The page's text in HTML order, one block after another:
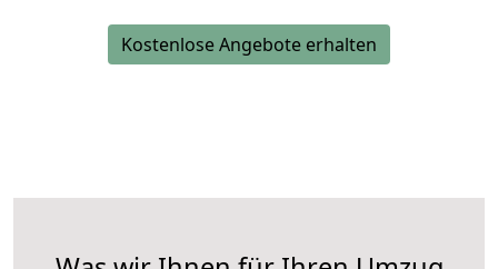
Kostenlose Angebote erhalten